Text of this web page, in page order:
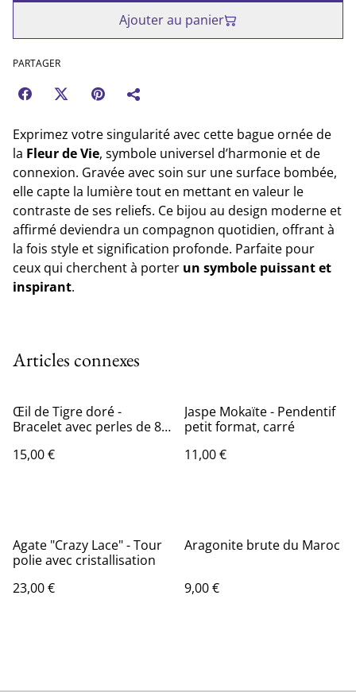
Ajouter au panier
PARTAGER
Exprimez votre singularité avec cette bague ornée de
la Fleur de Vie, symbole universel d’harmonie et de
connexion. Gravée avec soin sur une surface bombée,
elle capte la lumière tout en mettant en valeur le
contraste de ses reliefs. Ce bijou au design moderne et
affirmé deviendra un compagnon quotidien, offrant à
la fois style et signification profonde. Parfaite pour
ceux qui cherchent à porter un symbole puissant et
inspirant.
Articles connexes
Œil de Tigre doré -
Bracelet avec perles de 8
15,00 €
Jaspe Mokaïte - Pendentif
petit format, carré
11,00 €
Agate "Crazy Lace" - Tour
polie avec cristallisation
23,00 €
Aragonite brute du Maroc
9,00 €